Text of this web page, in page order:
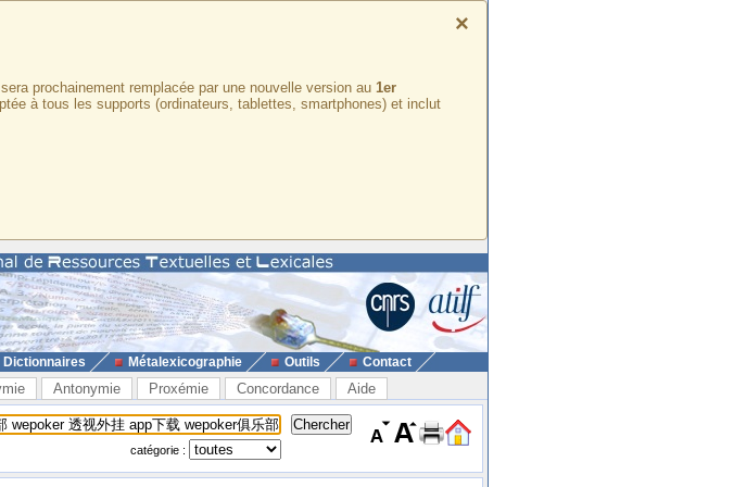
×
prochainement remplacée par une nouvelle version au 1er
à tous les supports (ordinateurs, tablettes, smartphones) et inclut
Dictionnaires Métalexicographie Outils Contact
Antonymie Proxémie Concordance Aide
catégorie :